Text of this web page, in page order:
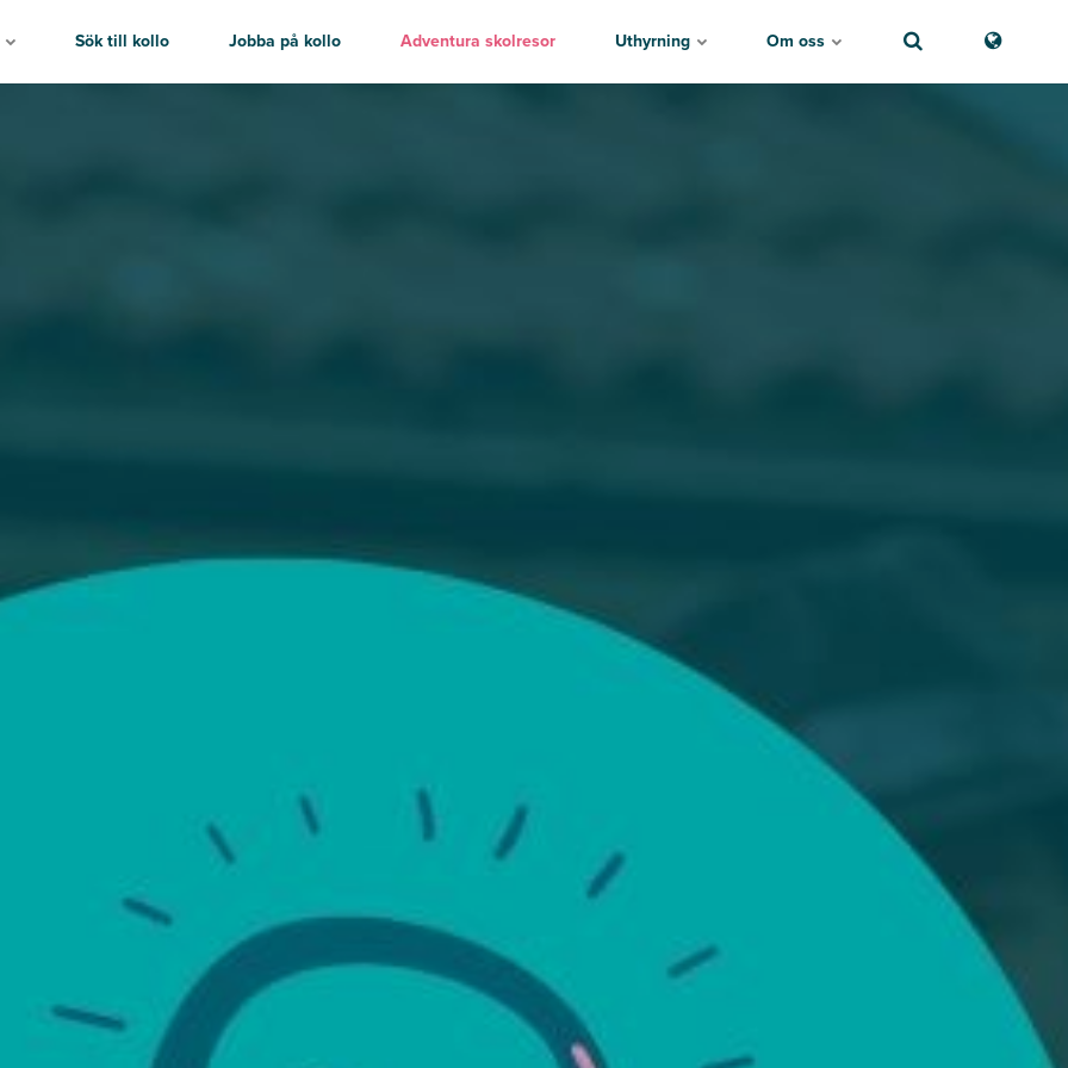
Sök till kollo Jobba på kollo Adventura skolresor Uthyrning Om oss